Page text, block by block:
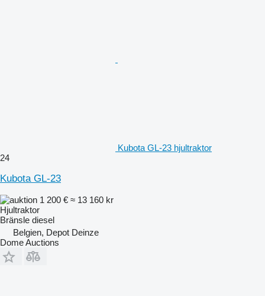
Kubota GL-23 hjultraktor
24
Kubota GL-23
1 200 € ≈ 13 160 kr
Hjultraktor
Bränsle diesel
Belgien, Depot Deinze
Dome Auctions